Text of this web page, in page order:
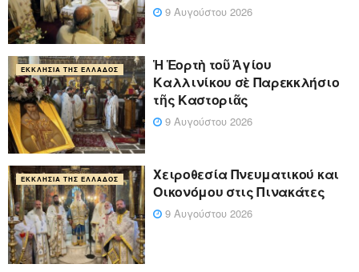
9 Αυγούστου 2026
ΕΚΚΛΗΣΊΑ ΤΗΣ ΕΛΛΆΔΟΣ
Ἡ Ἑορτὴ τοῦ Ἁγίου
Καλλινίκου σὲ Παρεκκλήσιο
τῆς Καστοριᾶς
9 Αυγούστου 2026
ΕΚΚΛΗΣΊΑ ΤΗΣ ΕΛΛΆΔΟΣ
Χειροθεσία Πνευματικού και
Οικονόμου στις Πινακάτες
9 Αυγούστου 2026